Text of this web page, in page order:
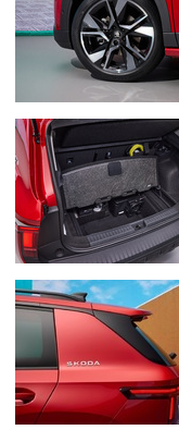
Flottes
Services
Forum
Moto
Marques